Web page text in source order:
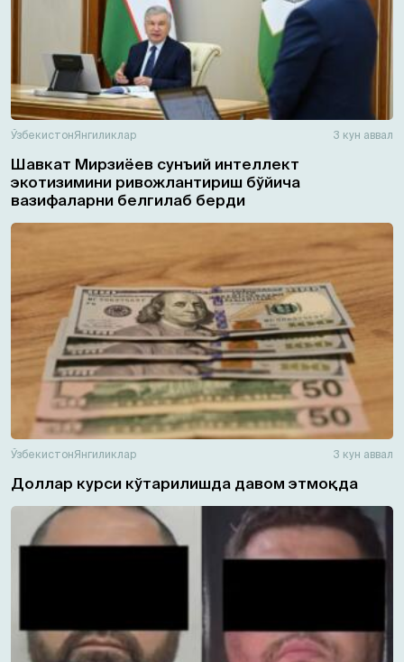
ЎзбекистонЯнгиликлар 3 кун аввал
Шавкат Мирзиёев сунъий интеллект
экотизимини ривожлантириш бўйича
вазифаларни белгилаб берди
ЎзбекистонЯнгиликлар 3 кун аввал
Доллар курси кўтарилишда давом этмоқда